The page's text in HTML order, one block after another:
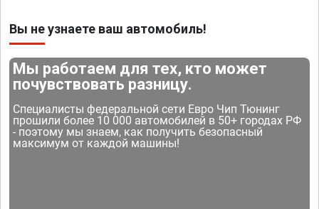
Вы не узнаете ваш автомобиль!
Мы работаем для тех, кто может
почувствовать разницу.
Специалисты федеральной сети Евро Чип Тюнинг
прошили более 10 000 автомобилей в 50+ городах РФ
- поэтому мы знаем, как получить безопасный
максимум от каждой машины!